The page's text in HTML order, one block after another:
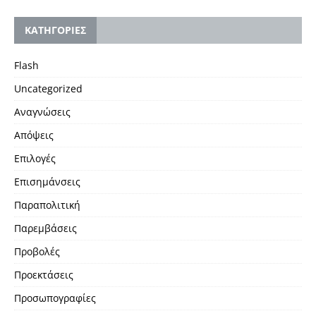
KΑΤΗΓΟΡΙΕΣ
Flash
Uncategorized
Αναγνώσεις
Απόψεις
Επιλογές
Επισημάνσεις
Παραπολιτική
Παρεμβάσεις
Προβολές
Προεκτάσεις
Προσωπογραφίες